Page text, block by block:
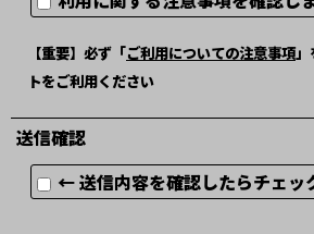
【重要】必ず「ご利用についての注意事項」
トをご利用ください
送信確認
← 送信内容を確認したらチェッ